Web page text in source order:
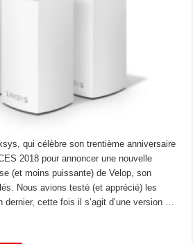
qui célèbre son trentième anniversaire
2018 pour annoncer une nouvelle
(et moins puissante) de Velop, son
Nous avions testé (et apprécié) les
dernier, cette fois il s’agit d’une version …